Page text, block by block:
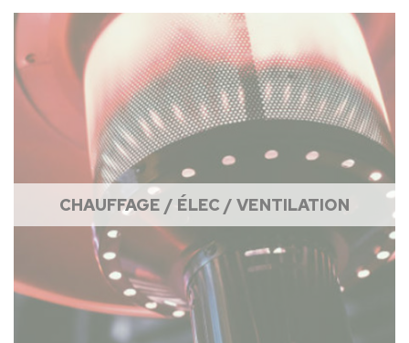
CHAUFFAGE / ÉLEC / VENTILATION